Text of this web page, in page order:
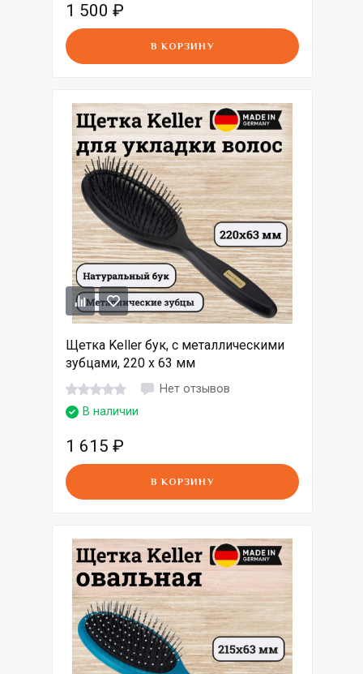
1 500 ₽
В КОРЗИНУ
Щетка Keller бук, с металлическими
зубцами, 220 x 63 мм
Нет отзывов
В наличии
1 615 ₽
В КОРЗИНУ